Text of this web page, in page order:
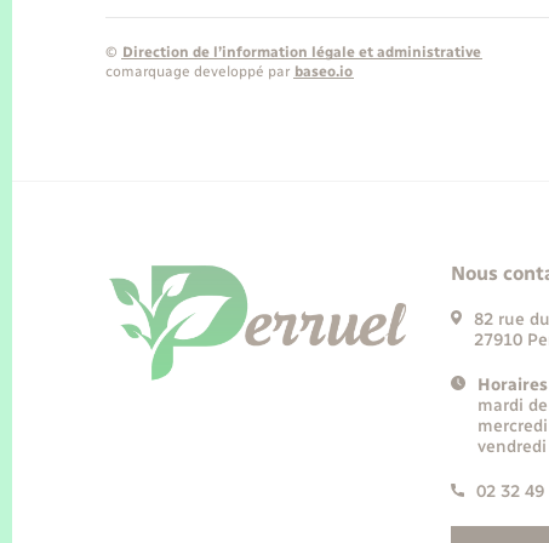
© Direction de l’information légale et administrative
comarquage developpé par baseo.io
Nous
82 rue
27910
mardi
02 32 49